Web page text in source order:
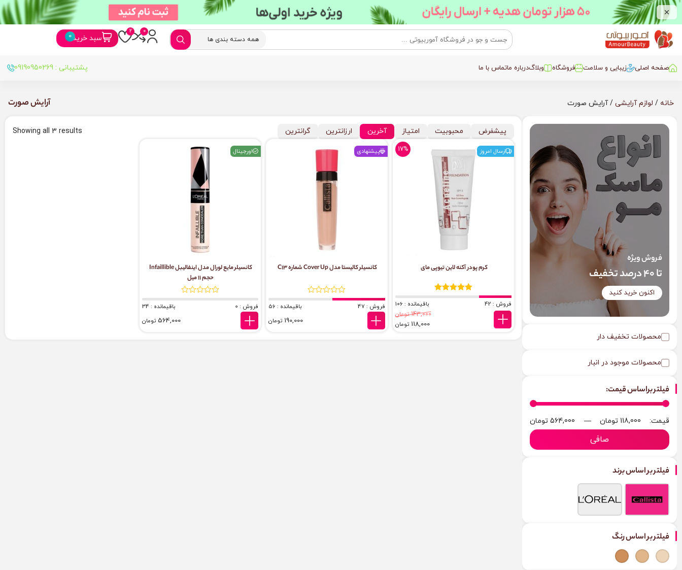
سبد خرید
صفحه اصلی زیبایی و سلامت فروشگاه وبلاگدرباره ماتماس با ما پشتیبانی : 09190950269
خانه / لوازم آرایشی / آرایش صورت آرایش صورت
فروش ویژه
تا 40 درصد تخفیف
اکنون خرید کنید
محصولات تخفیف دار
محصولات موجود در انبار
فیلتر براساس قیمت:
صافی
قيمت: 118,000 تومان — 564,000 تومان
فیلتر بر اساس برند
فیلتر بر اساس رنگ
Showing all 3 results پیشفرض محبوبیت امتیاز آخرین ارزانترین گرانترین
ارسال امروز 17%
کرم پودر آکنه لاین تیوپی مای
فروش : 42
باقیمانده : 106
143,000 تومان
118,000 تومان
پیشنهادی
کانسیلر کالیستا مدل Cover Up شماره C13
فروش : 47 باقیمانده : 56
190,000 تومان
اورجینال
کانسیلر مایع لورال مدل اینفالیبل Infaillible
حجم ۱۱ میل
فروش : 0 باقیمانده : 34
564,000 تومان